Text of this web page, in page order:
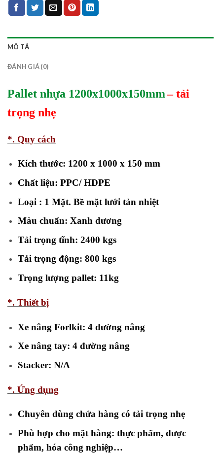
MÔ TẢ
ĐÁNH GIÁ (0)
Pallet nhựa 1200x1000x150mm– tải
trọng nhẹ
*. Quy cách
Kích thước: 1200 x 1000 x 150 mm
Chất liệu: PPC/ HDPE
Loại : 1 Mặt. Bề mặt lưới tản nhiệt
Màu chuẩn: Xanh dương
Tải trọng tĩnh: 2400 kgs
Tải trọng động: 800 kgs
Trọng lượng pallet: 11kg
*. Thiết bị
Xe nâng Forlkit: 4 đường nâng
Xe nâng tay: 4 đường nâng
Stacker: N/A
*. Ứng dụng
Chuyên dùng chứa hàng có tải trọng nhẹ
Phù hợp cho mặt hàng: thực phẩm, dược
phẩm, hóa công nghiệp…